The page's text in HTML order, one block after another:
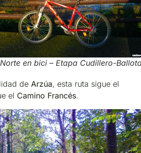
en bici – Etapa Cudillero-
de Arzúa, esta ruta sigue el
el Camino Francés.